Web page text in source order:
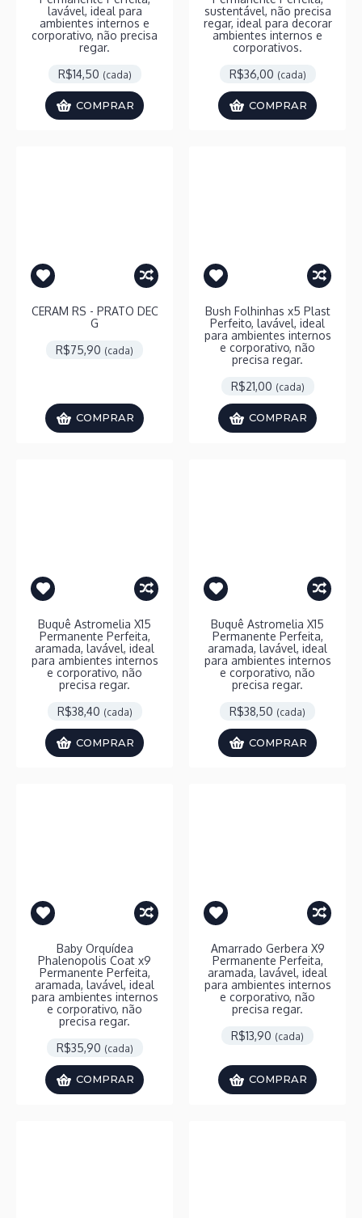
lavável, ideal para
ambientes internos e
corporativo, não precisa
regar.
R$14,50 (cada)
COMPRAR
sustentável, não precisa
regar, ideal para decorar
ambientes internos e
corporativos.
R$36,00 (cada)
COMPRAR
CERAM RS - PRATO DEC
G
R$75,90 (cada)
COMPRAR
Bush Folhinhas x5 Plast
Perfeito, lavável, ideal
para ambientes internos
e corporativo, não
precisa regar.
R$21,00 (cada)
COMPRAR
Buquê Astromelia X15
Permanente Perfeita,
aramada, lavável, ideal
para ambientes internos
e corporativo, não
precisa regar.
R$38,40 (cada)
COMPRAR
Buquê Astromelia X15
Permanente Perfeita,
aramada, lavável, ideal
para ambientes internos
e corporativo, não
precisa regar.
R$38,50 (cada)
COMPRAR
Baby Orquídea
Phalenopolis Coat x9
Permanente Perfeita,
aramada, lavável, ideal
para ambientes internos
e corporativo, não
precisa regar.
R$35,90 (cada)
COMPRAR
Amarrado Gerbera X9
Permanente Perfeita,
aramada, lavável, ideal
para ambientes internos
e corporativo, não
precisa regar.
R$13,90 (cada)
COMPRAR